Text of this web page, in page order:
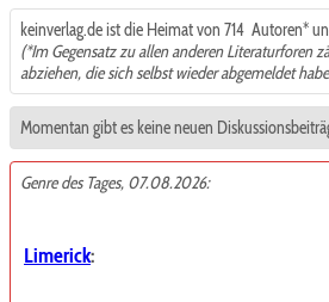
keinverlag.de ist die Heimat von 714 Autoren*
(*Im Gegensatz zu allen anderen Literaturforen
abziehen, die sich selbst wieder abgemeldet
Momentan gibt es keine neuen
Genre des Tages, 07.08.2026:
Limerick: